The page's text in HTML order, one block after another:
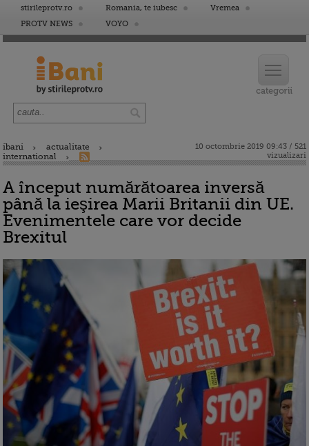
stirileprotv.ro Romania, te iubesc
Vremea
PROTV NEWS
VOYO
ibani
actualitate
international
10 octombrie 2019 09:43 / 521
vizualizari
A început numărătoarea inversă
până la ieşirea Marii Britanii din UE.
Evenimentele care vor decide
Brexitul